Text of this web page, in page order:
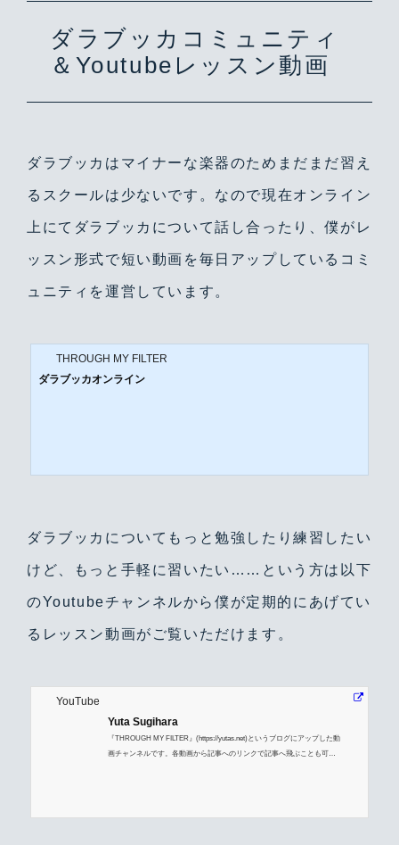
ダラブッカコミュニティ
＆Youtubeレッスン動画
ダラブッカはマイナーな楽器のためまだまだ習え
るスクールは少ないです。なので現在オンライン
上にてダラブッカについて話し合ったり、僕がレ
ッスン形式で短い動画を毎日アップしているコミ
ュニティを運営しています。
THROUGH MY FILTER
ダラブッカオンライン
ダラブッカについてもっと勉強したり練習したい
けど、もっと手軽に習いたい……という方は以下
のYoutubeチャンネルから僕が定期的にあげてい
るレッスン動画がご覧いただけます。
YouTube
Yuta Sugihara
『THROUGH MY FILTER』(https://yutas.net)というブログにアップした動
画チャンネルです。各動画から記事へのリンクで記事へ飛ぶことも可能